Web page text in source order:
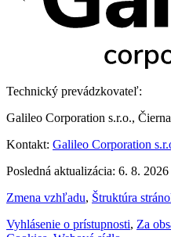
Technický prevádzkovateľ:
Galileo Corporation s.r.o.,
Kontakt: Galileo Corporation
Posledná aktualizácia: 6. 8. 2026
Zmena vzhľadu, Štruktúra
Vyhlásenie o prístupnosti, Za